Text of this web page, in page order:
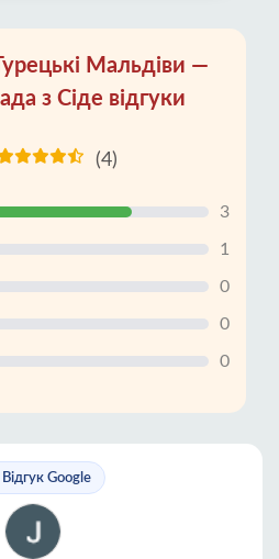
Мальдіви —
з Сіде відгуки
(4)
3
1
0
0
0
Відгук Google